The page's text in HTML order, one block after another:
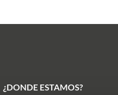
¿DONDE ESTAMOS?